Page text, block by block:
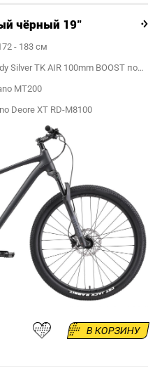
чёрный 19"
- 183 см
Вилка воздушная RockShox Judy Silver TK AIR 100mm BOOST под ось 15mm
MT200
Deore XT RD-M8100
В КОРЗИНУ